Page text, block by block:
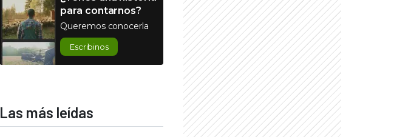
para contarnos?
Queremos conocerla
Escribinos
Las más leídas